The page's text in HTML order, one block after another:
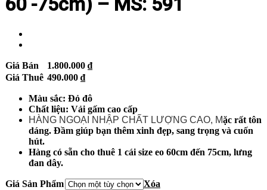
Giá Bán 1.800.000 ₫
Giá Thuê 490.000 ₫
Màu sắc: Đỏ đô
Chất liệu: Vải gấm cao cấp
HÀNG NGOẠI NHẬP CHẤT LƯỢNG CAO, Mặc rất tôn
dáng. Đầm giúp bạn thêm xinh đẹp, sang trọng và cuốn
hút.
Hàng có sẵn cho thuê 1 cái size eo 60cm đến 75cm, lưng
đan dây.
Giá Sản Phẩm
Xóa